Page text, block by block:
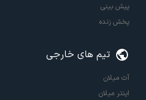
پیش بینی
پخش زنده
تیم های خارجی
آث میلان
اینتر میلان